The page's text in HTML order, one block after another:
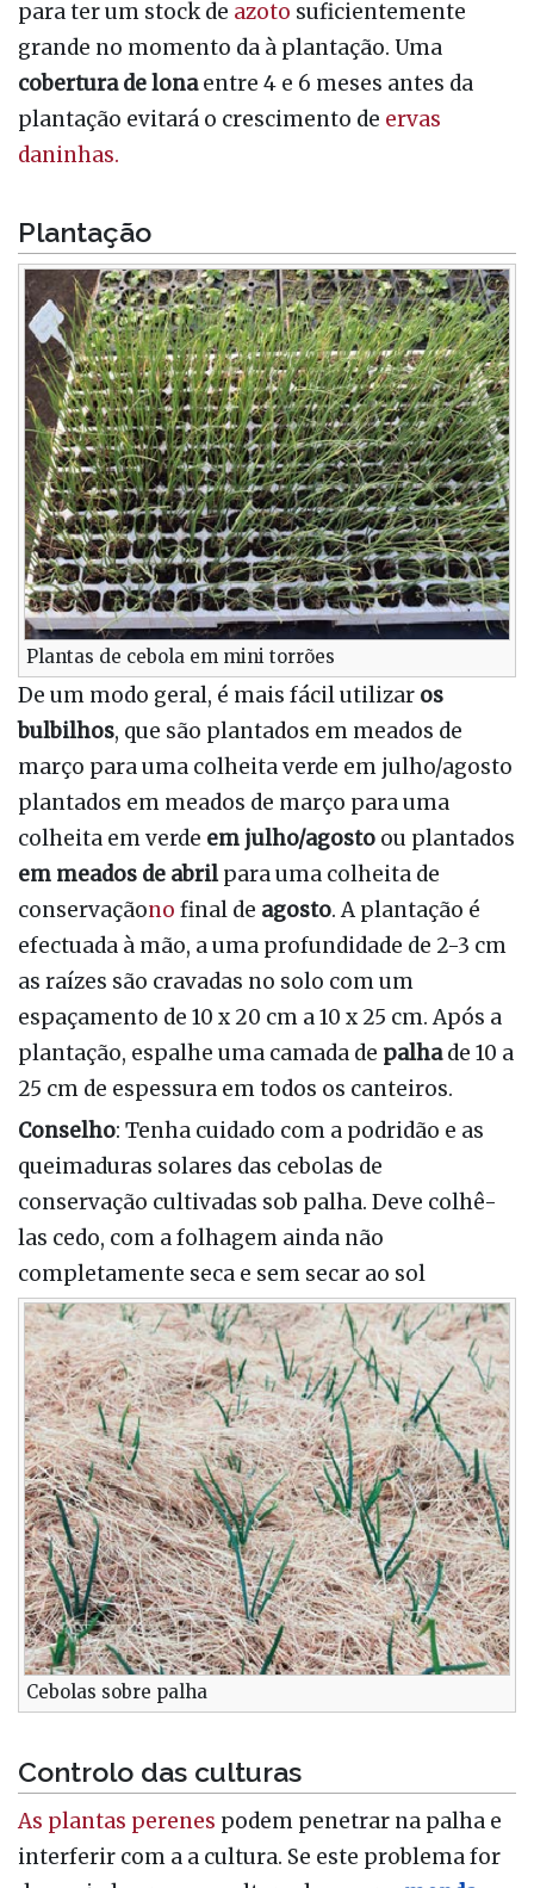
para ter um stock de azoto suficientemente
grande no momento da à plantação. Uma
cobertura de lonaentre 4 e 6 meses antes da
plantação evitará o crescimento de ervas
daninhas.
Plantação
Plantas de cebola em mini torrões
De um modo geral, é mais fácil utilizar os
bulbilhos, que são plantados em meados de
março para uma colheita verde em julho/agosto
plantados em meados de março para uma
colheita em verde em julho/agosto ou plantados
em meados de abrilpara uma colheita de
conservaçãono final de agosto. A plantação é
efectuada à mão, a uma profundidade de 2-3 cm
as raízes são cravadas no solo com um
espaçamento de 10 x 20 cm a 10 x 25 cm. Após a
plantação, espalhe uma camada de palhade 10 a
25 cm de espessura em todos os canteiros.
Conselho: Tenha cuidado com a podridão e as
queimaduras solares das cebolas de
conservação cultivadas sob palha. Deve colhê-
las cedo, com a folhagem ainda não
completamente seca e sem secar ao sol
Cebolas sobre palha
Controlo das culturas
As plantas perenes podem penetrar na palha e
interferir com a a cultura. Se este problema for